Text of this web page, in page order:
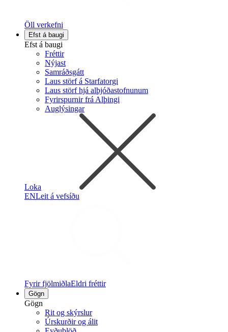
Öll verkefni
Efst á baugi
Efst á baugi
Fréttir
Nýjast
Samráðsgátt
Laus störf á Starfatorgi
Laus störf hjá alþjóðastofnunum
Fyrirspurnir frá Alþingi
Auglýsingar
Loka
ENLeit á vefsíðu
Fyrir fjölmiðlaEldri fréttir
Gögn
Gögn
Rit og skýrslur
Úrskurðir og álit